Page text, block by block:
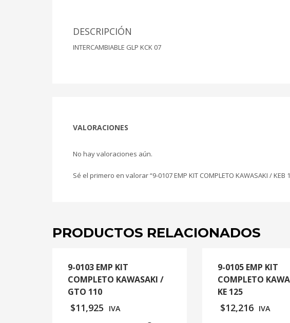
DESCRIPCIÓN
INTERCAMBIABLE GLP KCK 07
VALORACIONES
No hay valoraciones aún.
Sé el primero en valorar “9-0107 EMP KIT COMPLETO KAWASAKI / KEB
PRODUCTOS RELACIONADOS
9-0103 EMP KIT
COMPLETO KAWASAKI /
GTO 110
$11,925 IVA
9-0105 EMP KIT
COMPLETO
KE 125
$12,216 IVA